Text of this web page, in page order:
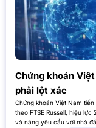
Chứng khoán
phải lột xác
Chứng khoán Việt Nam
theo FTSE Russell, hiệu
và nâng yêu cầu với nhà